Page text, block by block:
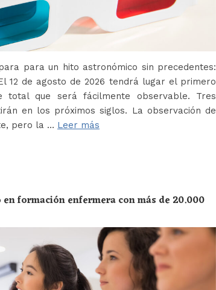
para un hito astronómico sin precedentes:
12 de agosto de 2026 tendrá lugar el primero
total que será fácilmente observable. Tres
en los próximos siglos. La observación de
pero la … Leer más
formación enfermera con más de 20.000